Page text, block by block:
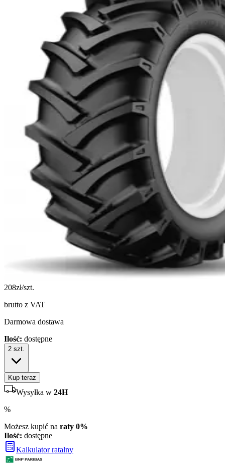
208zł/szt.
brutto z VAT
Darmowa dostawa
Ilość: dostępne
2 szt.
Kup teraz
Wysyłka w 24H
%
Możesz kupić na raty 0%
Ilość: dostępne
Kalkulator ratalny